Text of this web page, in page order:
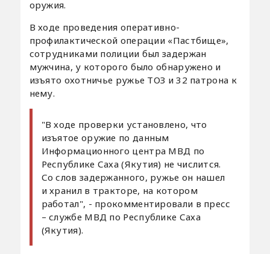
оружия.
В ходе проведения оперативно-
профилактической операции «Пастбище»,
сотрудниками полиции был задержан
мужчина, у которого было обнаружено и
изъято охотничье ружье ТОЗ и 32 патрона к
нему.
"В ходе проверки установлено, что
изъятое оружие по данным
Информационного центра МВД по
Республике Саха (Якутия) не числится.
Со слов задержанного, ружье он нашел
и хранил в тракторе, на котором
работал", - прокомментировали в пресс
– службе МВД по Республике Саха
(Якутия).